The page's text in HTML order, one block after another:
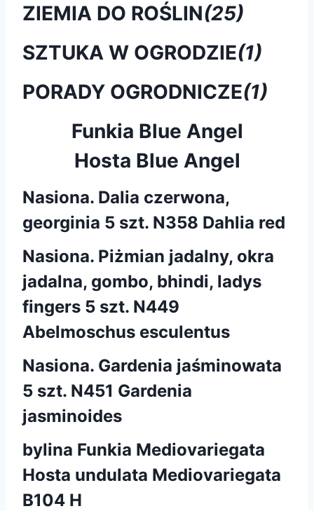
ZIEMIA DO ROŚLIN(25)
SZTUKA W OGRODZIE(1)
PORADY OGRODNICZE(1)
Funkia Blue Angel
Hosta Blue Angel
Nasiona. Dalia czerwona,
georginia 5 szt. N358 Dahlia red
Nasiona. Piżmian jadalny, okra
jadalna, gombo, bhindi, ladys
fingers 5 szt. N449
Abelmoschus esculentus
Nasiona. Gardenia jaśminowata
5 szt. N451 Gardenia
jasminoides
bylina Funkia Mediovariegata
Hosta undulata Mediovariegata
B104 H